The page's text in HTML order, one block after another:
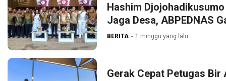
Hashim
Jaga Desa, ABPEDNAS
BERITA 1 minggu yang lalu
Gerak Cepat Petugas